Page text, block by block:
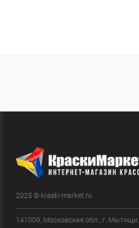
2025 © kraski-market.ru
141009, Московская обл., г. Мытищи,